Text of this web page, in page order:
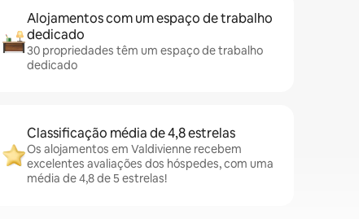
Alojamentos com um espaço de trabalho
dedicado
30 propriedades têm um espaço de trabalho
dedicado
Classificação média de 4,8 estrelas
Os alojamentos em Valdivienne recebem
excelentes avaliações dos hóspedes, com uma
média de 4,8 de 5 estrelas!